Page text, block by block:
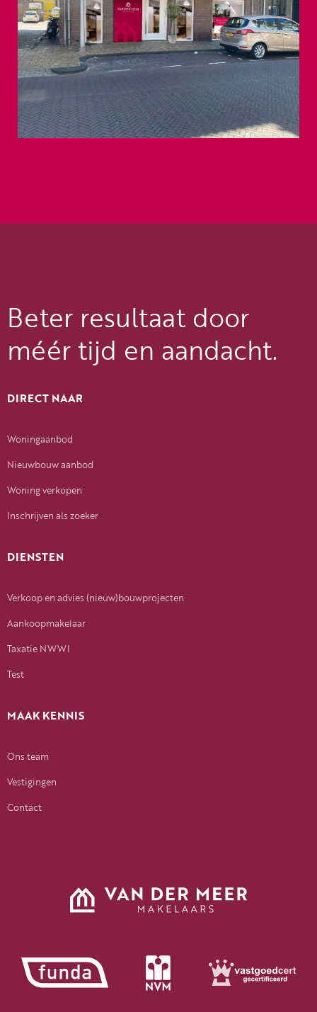
Beter resultaat door
méér tijd en aandacht.
DIRECT NAAR
Woningaanbod
Nieuwbouw aanbod
Woning verkopen
Inschrijven als zoeker
DIENSTEN
Verkoop en advies (nieuw)bouwprojecten
Aankoopmakelaar
Taxatie NWWI
Test
MAAK KENNIS
Ons team
Vestigingen
Contact